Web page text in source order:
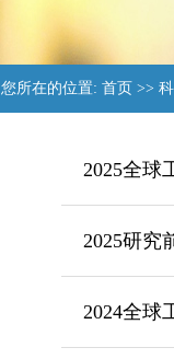
您所在的位置: 首页 >>
2025全球
2025研究
2024全球